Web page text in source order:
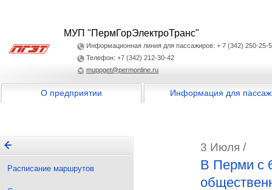
МУП "ПермГорЭлектроТранс"
Информационная линия для пассажиров: + 7 (342) 250-25-
Телефон: +7 (342) 212-30-42
muppget@permonline.ru
О предприятии Информация для
Расписание маршрутов
3 Июля /
В Перми с